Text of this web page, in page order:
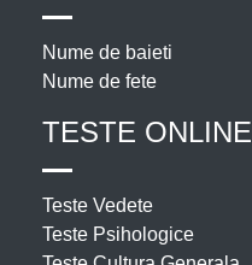
Nume de baieti
Nume de fete
TESTE ONLINE
Teste Vedete
Teste Psihologice